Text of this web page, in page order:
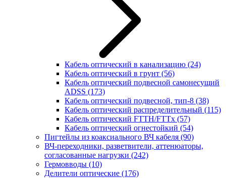
Кабель оптический в канализацию (24)
Кабель оптический в грунт (56)
Кабель оптический подвесной самонесущий
ADSS (173)
Кабель оптический подвесной, тип-8 (38)
Кабель оптический распределительный (115)
Кабель оптический FTTH/FTTx (57)
Кабель оптический огнестойкий (54)
Пигтейлы из коаксиального ВЧ кабеля (90)
ВЧ-переходники, разветвители, аттенюаторы,
согласованные нагрузки (242)
Гермовводы (10)
Делители оптические (176)